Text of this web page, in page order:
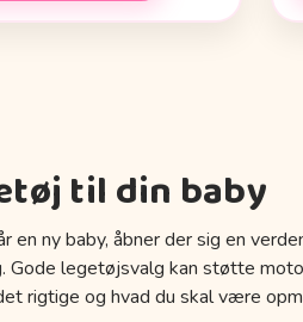
til din baby
en ny baby, åbner der sig en
Gode legetøjsvalg kan støtte
rigtige og hvad du skal være